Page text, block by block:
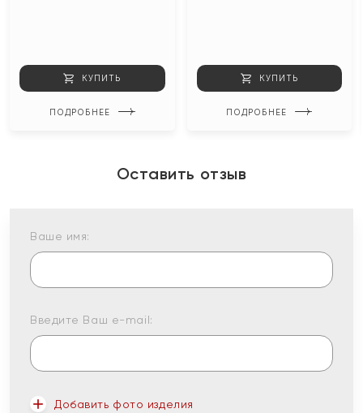
КУПИТЬ
ПОДРОБНЕЕ
КУПИТЬ
ПОДРОБНЕЕ
Оставить отзыв
Ваше имя:
Введите Ваш e-mail:
Добавить фото изделия